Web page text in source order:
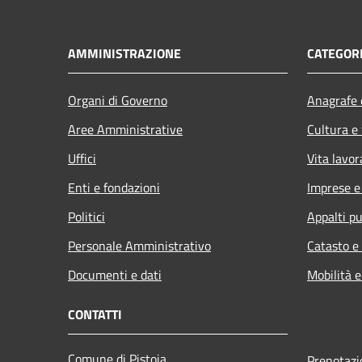
AMMINISTRAZIONE
Organi di Governo
Aree Amministrative
Uffici
Enti e fondazioni
Politici
Personale Amministrativo
Documenti e dati
Cultura
Vita
Imprese
Appalti
Catasto
Mobilità
CONTATTI